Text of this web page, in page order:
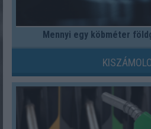
Mennyi egy köbméter